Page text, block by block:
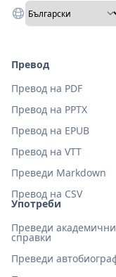
Употреби
Преведи академични
справки
Преведи
Превод
Превод на PDF
Превод на PPTX
Превод на EPUB
Превод на VTT
Преведи Markdown
Превод на CSV